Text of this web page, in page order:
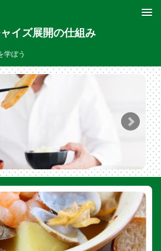
イズ展開の仕組み
学ぼう